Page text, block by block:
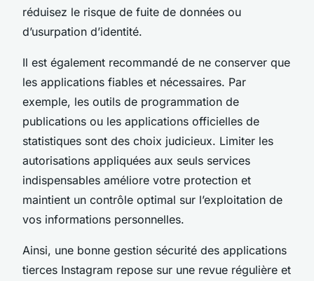
réduisez le risque de fuite de données ou
d’usurpation d’identité.
Il est également recommandé de ne conserver que
les applications fiables et nécessaires. Par
exemple, les outils de programmation de
publications ou les applications officielles de
statistiques sont des choix judicieux. Limiter les
autorisations appliquées aux seuls services
indispensables améliore votre protection et
maintient un contrôle optimal sur l’exploitation de
vos informations personnelles.
Ainsi, une bonne gestion sécurité des applications
tierces Instagram repose sur une revue régulière et